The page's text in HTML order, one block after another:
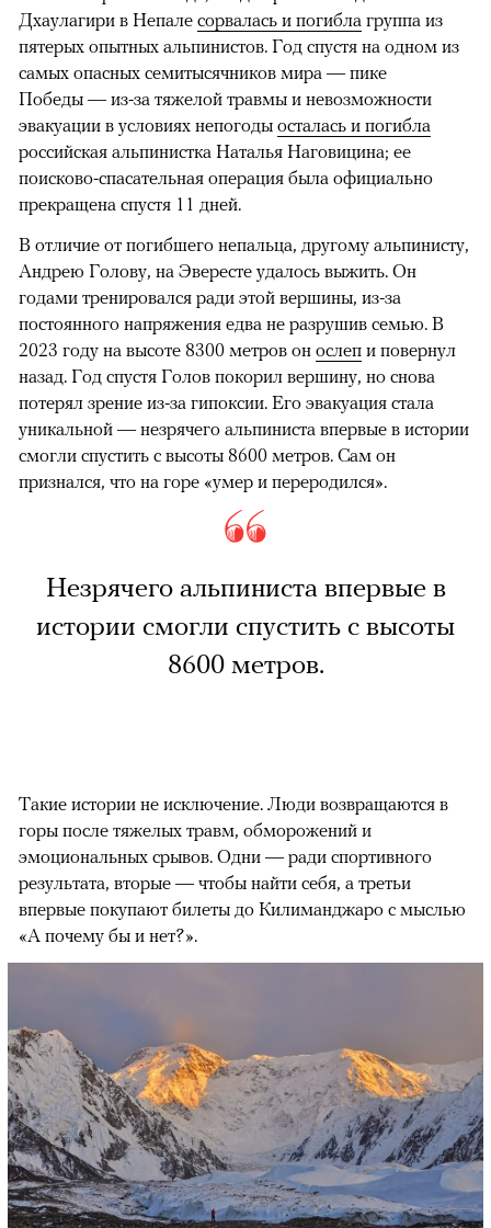
Дхаулагири в Непале сорвалась и погибла группа из
пятерых опытных альпинистов. Год спустя на одном из
самых опасных семитысячников мира — пике
Победы — из-за тяжелой травмы и невозможности
эвакуации в условиях непогоды осталась и погибла
российская альпинистка Наталья Наговицина; ее
поисково-спасательная операция была официально
прекращена спустя 11 дней.
В отличие от погибшего непальца, другому альпинисту,
Андрею Голову, на Эвересте удалось выжить. Он
годами тренировался ради этой вершины, из-за
постоянного напряжения едва не разрушив семью. В
2023 году на высоте 8300 метров он ослеп и повернул
назад. Год спустя Голов покорил вершину, но снова
потерял зрение из-за гипоксии. Его эвакуация стала
уникальной — незрячего альпиниста впервые в истории
смогли спустить с высоты 8600 метров. Сам он
признался, что на горе «умер и переродился».
Незрячего альпиниста впервые в
истории смогли спустить с высоты
8600 метров.
Такие истории не исключение. Люди возвращаются в
горы после тяжелых травм, обморожений и
эмоциональных срывов. Одни — ради спортивного
результата, вторые — чтобы найти себя, а третьи
впервые покупают билеты до Килиманджаро с мыслью
«А почему бы и нет?».